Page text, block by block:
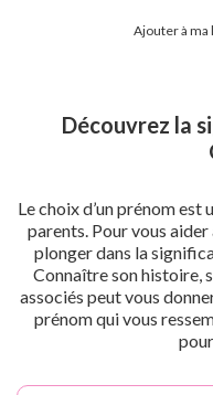
Ajouter à ma
Découvrez la
Le choix d’un prénom
parents. Pour vous
plonger dans la
Connaître son histoire,
associés peut vous
prénom qui vous